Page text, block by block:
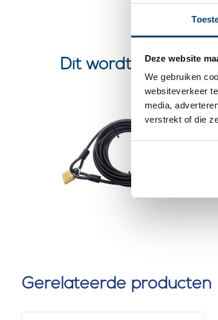
Deze website
We gebruiken
websiteverkeer
media,
verstrekt of die
Dit wordt ‘m
Gerelateerde producten